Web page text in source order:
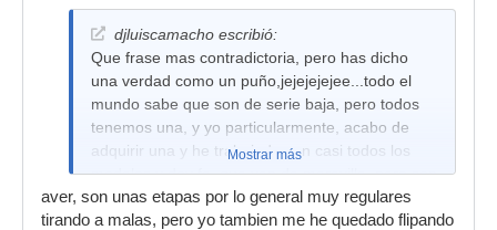
djluiscamacho escribió:
Que frase mas contradictoria, pero has dicho
una verdad como un puño,jejejejejee...todo el
mundo sabe que son de serie baja, pero todos
tenemos una, y yo particularmente, acabo de
adquirir una y he trabajado con casi todos los
modelos y doy fe, que van de maravilla, pero son
malillas,ejejejejejee..un saludo
Mostrar más
aver, son unas etapas por lo general muy regulares
tirando a malas, pero yo tambien me he quedado flipando